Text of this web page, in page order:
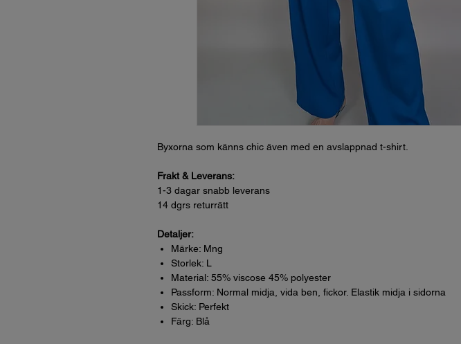
Byxorna som känns chic även med en avslappnad t-shirt.
Frakt & Leverans:
1-3 dagar snabb leverans
14 dgrs returrätt
Detaljer:
Märke: Mng
Storlek: L
Material: 55% viscose 45% polyester
Passform: Normal midja, vida ben, fickor. Elastik midja i sidorna
Skick: Perfekt
Färg: Blå